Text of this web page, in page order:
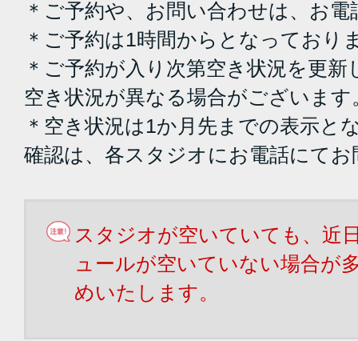
＊ご予約や、お問い合わせは、お
＊ご予約は1時間からとなっており
＊ご予約が入り次第空き状況を更
空き状況が異なる場合がございます
＊空き状況は1か月先までの表示と
確認は、各スタジオにお電話にて
スタジオが空いていても、近
ュールが空いていない場合が
めいたします。